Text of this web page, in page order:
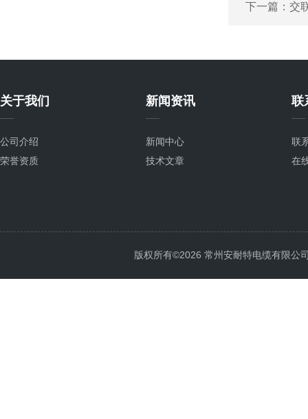
下一篇： 交
关于我们
公司介绍
荣誉资质
新闻资讯
新闻中心
技术文章
联
联
在
版权所有©2026 常州安耐特电缆有限